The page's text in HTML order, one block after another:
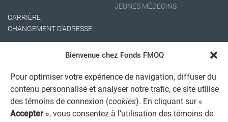
Bienvenue chez Fonds FMOQ
Pour optimiser votre expérience de navigation, diffuser du
contenu personnalisé et analyser notre trafic, ce site utilise
des témoins de connexion (cookies). En cliquant sur «
Accepter », vous consentez à l’utilisation des témoins de
JEUNES MÉDECINS
CARRIÈRE
CHANGEMENT D'ADRESSE